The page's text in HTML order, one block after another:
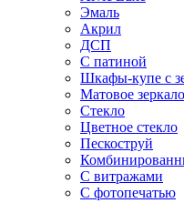
Эмаль
Акрил
ДСП
С патиной
Шкафы-купе с
Матовое зеркало
Стекло
Цветное стекло
Пескоструй
С витражами
С фотопечатью